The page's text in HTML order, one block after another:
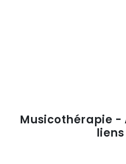
Musicothérapie -
liens